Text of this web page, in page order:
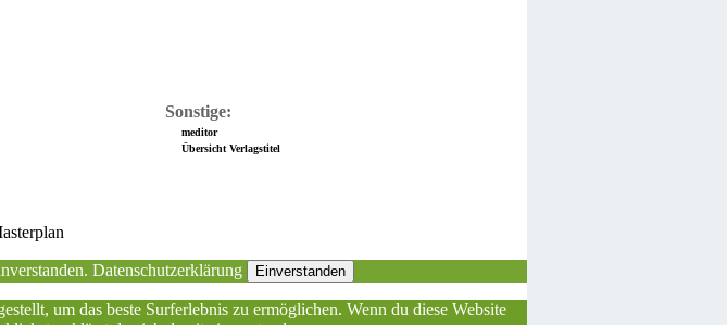
Sonstige:
meditor
Übersicht Verlagstitel
Datenschutzerklärung Einverstanden
um das beste Surferlebnis zu ermöglichen. Wenn du diese Website